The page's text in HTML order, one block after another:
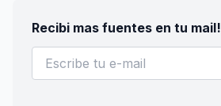
Recibi mas fuentes en tu mail!